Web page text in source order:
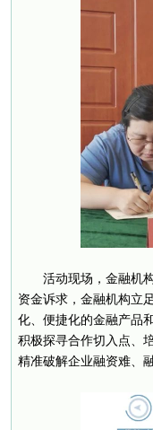
活动现场，金融机
资金诉求，金融机构立
化、便捷化的金融产品
积极探寻合作切入点、
精准破解企业融资难、